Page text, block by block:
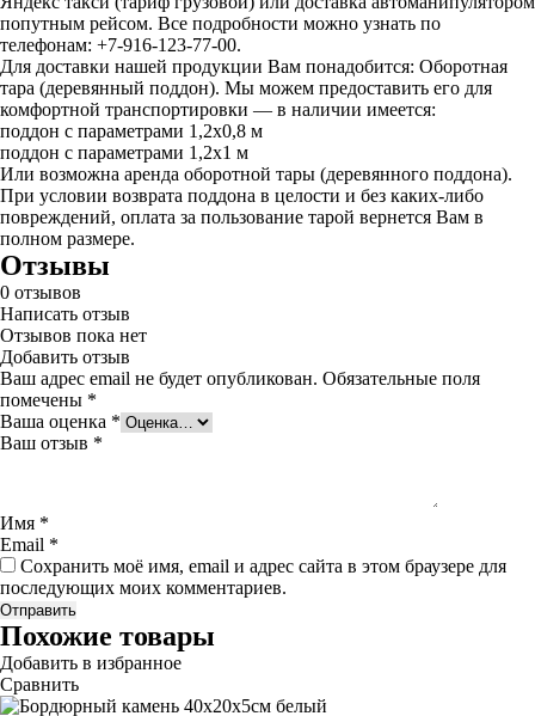
попутным рейсом. Все подробности можно узнать по
телефонам: +7-916-123-77-00.
Для доставки нашей продукции Вам понадобится: Оборотная
тара (деревянный поддон). Мы можем предоставить его для
комфортной транспортировки — в наличии имеется:
поддон с параметрами 1,2х0,8 м
поддон с параметрами 1,2х1 м
Или возможна аренда оборотной тары (деревянного поддона).
При условии возврата поддона в целости и без каких-либо
повреждений, оплата за пользование тарой вернется Вам в
полном размере.
Отзывы
0 отзывов
Написать отзыв
Отзывов пока нет
Добавить отзыв
Ваш адрес email не будет опубликован. Обязательные поля
помечены *
Ваша оценка *
Ваш отзыв *
Имя *
Email *
Сохранить моё имя, email и адрес сайта в этом браузере для
последующих моих комментариев.
Похожие товары
Добавить в избранное
Сравнить